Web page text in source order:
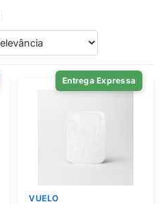
Entrega Expressa
VUELO